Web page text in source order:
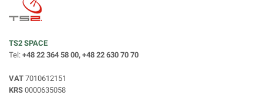
TS2 SPACE
Tel: +48 22 364 58 00, +48 22 630 70 70
VAT 7010612151
KRS 0000635058